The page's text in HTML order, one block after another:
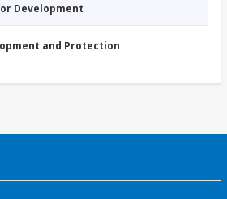
Development
and Protection